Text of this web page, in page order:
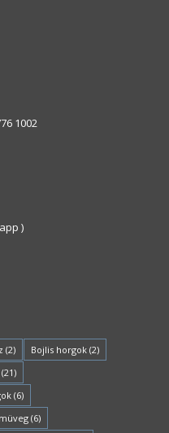
1002
)
(2) Bojlis horgok(2)
(6)
(6)